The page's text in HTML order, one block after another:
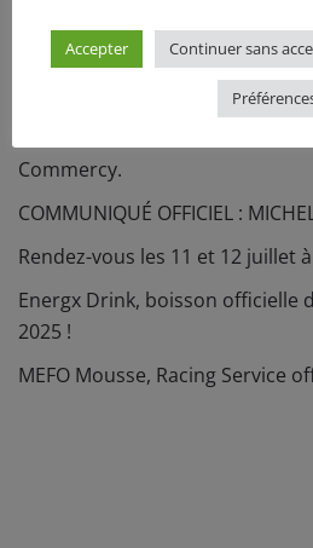
Commercy.
COMMUNIQUÉ OFFICIEL :
Rendez-vous les 11 et 12 juillet
Energx Drink, boisson officielle
2025 !
MEFO Mousse, Racing Service
Accepter Continuer sans